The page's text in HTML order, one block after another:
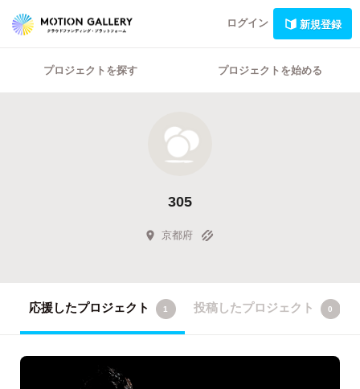
ログイン 新規登録
プロジェクトを探す プロジェクトを始める
305
京都府
応援したプロジェクト 1 投稿したプロジェクト 0